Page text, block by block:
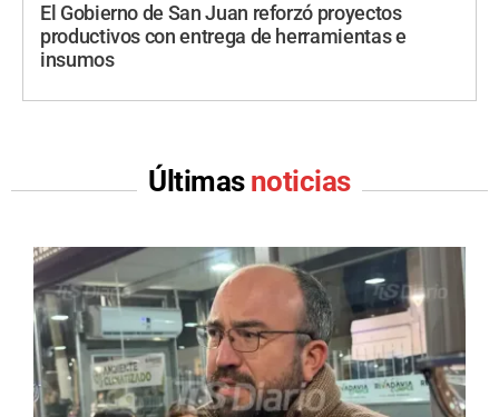
El Gobierno de San Juan reforzó proyectos
productivos con entrega de herramientas e
insumos
Últimas noticias